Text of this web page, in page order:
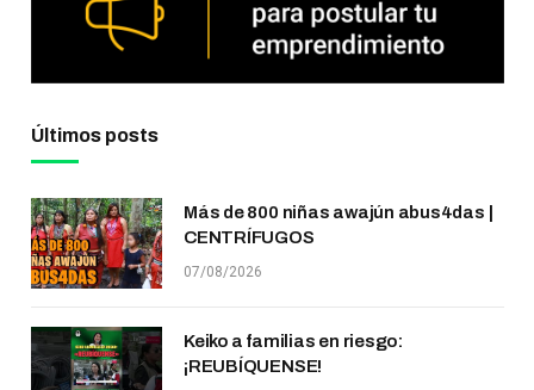
Últimos posts
Más de 800 niñas awajún abus4das |
CENTRÍFUGOS
07/08/2026
Keiko a familias en riesgo:
¡REUBÍQUENSE!